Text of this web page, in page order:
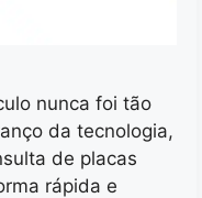
nunca foi tão
da tecnologia,
de placas
rápida e